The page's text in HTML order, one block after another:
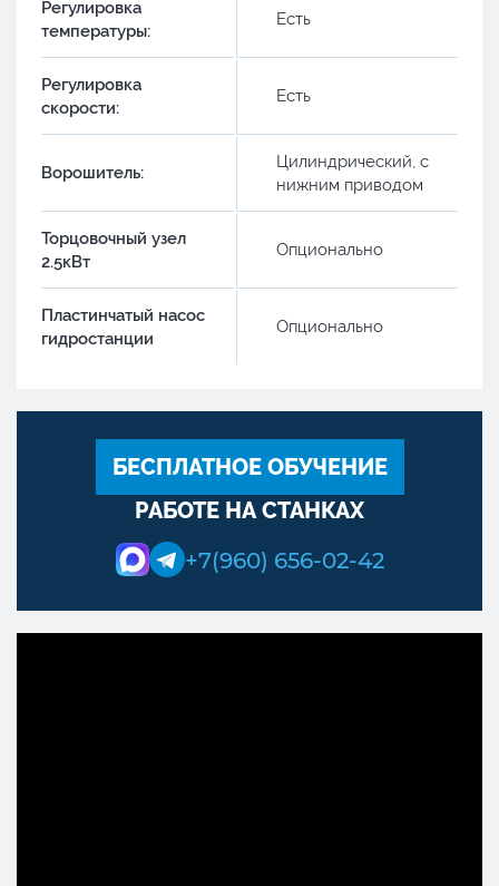
Регулировка
температуры:
Есть
Регулировка
скорости:
Есть
Ворошитель:
Цилиндрический, с
нижним приводом
Торцовочный узел
2.5кВт
Опционально
Пластинчатый насос
гидростанции
Опционально
БЕСПЛАТНОЕ ОБУЧЕНИЕ
РАБОТЕ НА СТАНКАХ
+7(960) 656-02-42